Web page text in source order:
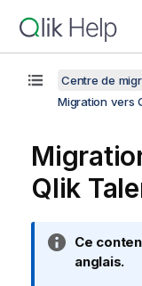
Centre de
Migration vers
Qlik
N
o
Ce
anglais.